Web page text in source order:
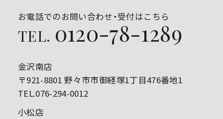
お電話でのお問い合わせ・受付はこちら
TEL. 0120-78-1289
金沢南店
〒921-8801 野々市市御経塚1丁目476番地1
TEL.076-294-0012
小松店